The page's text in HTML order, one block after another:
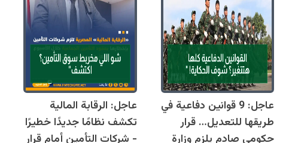
عاجل: 9 قوانين دفاعية في
طريقها للتعديل… قرار
حكومي صادم يلزم وزارة
عاجل: الرقابة المالية
تكشف نظامًا جديدًا خطيرًا
- شركات التأمين أمام قرار